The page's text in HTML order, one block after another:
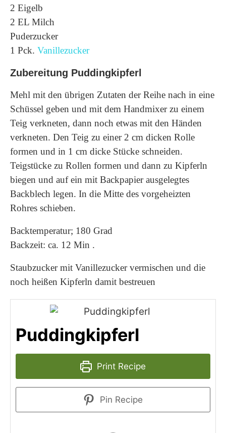
2 Eigelb
2 EL Milch
Puderzucker
1 Pck. Vanillezucker
Zubereitung Puddingkipferl
Mehl mit den übrigen Zutaten der Reihe nach in eine
Schüssel geben und mit dem Handmixer zu einem
Teig verkneten, dann noch etwas mit den Händen
verkneten. Den Teig zu einer 2 cm dicken Rolle
formen und in 1 cm dicke Stücke schneiden.
Teigstücke zu Rollen formen und dann zu Kipferln
biegen und auf ein mit Backpapier ausgelegtes
Backblech legen. In die Mitte des vorgeheizten
Rohres schieben.
Backtemperatur; 180 Grad
Backzeit: ca. 12 Min .
Staubzucker mit Vanillezucker vermischen und die
noch heißen Kipferln damit bestreuen
Puddingkipferl
Print Recipe
Pin Recipe